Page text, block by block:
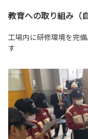
教育への取り組み（
工場内に研修環境を完
す